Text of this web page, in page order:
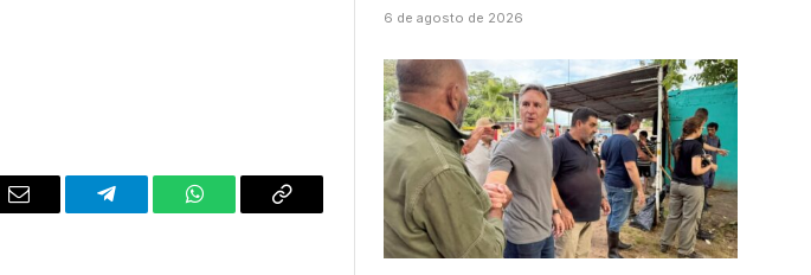
Email Telegram WhatsAppCopy
6 de agosto de 2026